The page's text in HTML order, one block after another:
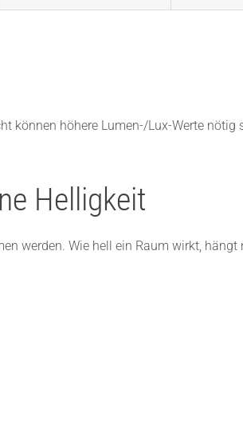
können höhere Lumen-/Lux-Werte nötig
Helligkeit
werden. Wie hell ein Raum wirkt,